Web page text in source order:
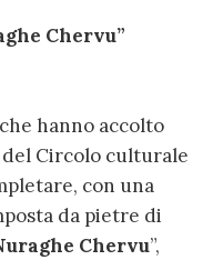
Chervu”
hanno accolto
del Circolo culturale
con una
da pietre di
Chervu”,